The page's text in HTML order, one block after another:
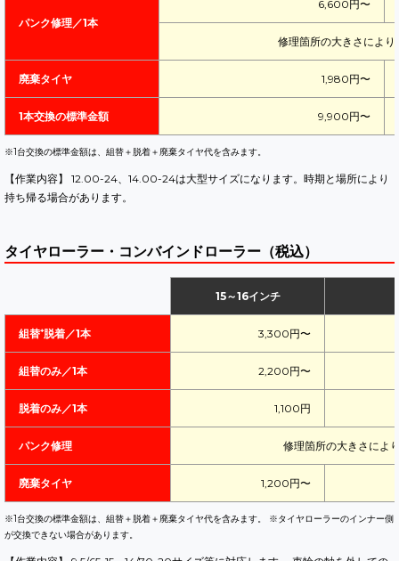
パンク修理／1本
6,600円〜
修理箇所の大きさによ
廃棄タイヤ 1,980円〜
1本交換の標準金額 9,900円〜
※1台交換の標準金額は、組替＋脱着＋廃棄タイヤ代を含みます。
【作業内容】 12.00-24、14.00-24は大型サイズになります。時期と場所により
持ち帰る場合があります。
タイヤローラー・コンバインドローラー（税込）
15～16インチ
組替⁺脱着／1本 3,300円〜
組替のみ／1本 2,200円〜
脱着のみ／1本 1,100円
パンク修理 修理箇所の大きさによ
廃棄タイヤ 1,200円〜
※1台交換の標準金額は、組替＋脱着＋廃棄タイヤ代を含みます。 ※タイヤローラーのインナー側
が交換できない場合があります。